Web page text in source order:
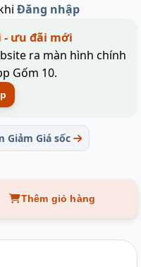
Đăng nhập
- ưu đãi mới
ra màn hình chính
Gốm 10.
Giảm Giá sốc
Thêm giỏ hàng